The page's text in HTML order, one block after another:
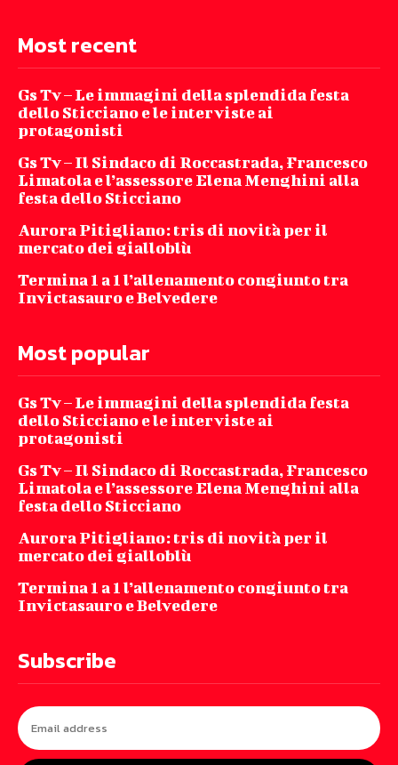
Most recent
Gs Tv – Le immagini della splendida festa
dello Sticciano e le interviste ai
protagonisti
Gs Tv – Il Sindaco di Roccastrada, Francesco
Limatola e l’assessore Elena Menghini alla
festa dello Sticciano
Aurora Pitigliano: tris di novità per il
mercato dei gialloblù
Termina 1 a 1 l’allenamento congiunto tra
Invictasauro e Belvedere
Most popular
Gs Tv – Le immagini della splendida festa
dello Sticciano e le interviste ai
protagonisti
Gs Tv – Il Sindaco di Roccastrada, Francesco
Limatola e l’assessore Elena Menghini alla
festa dello Sticciano
Aurora Pitigliano: tris di novità per il
mercato dei gialloblù
Termina 1 a 1 l’allenamento congiunto tra
Invictasauro e Belvedere
Subscribe